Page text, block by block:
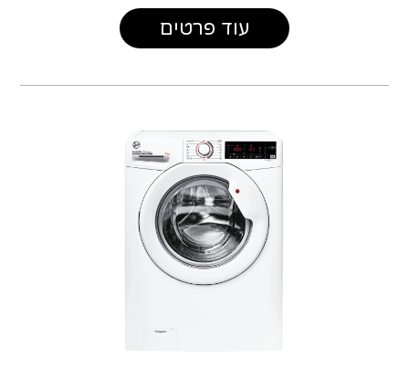
עוד פרטים